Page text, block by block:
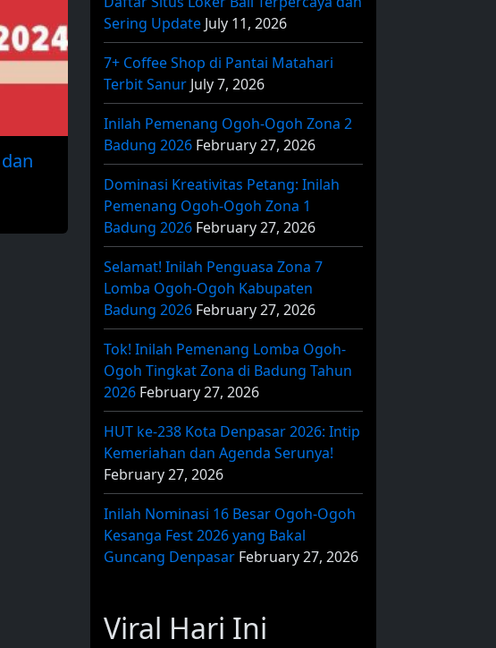
Sering Update July 11, 2026
7+ Coffee Shop di Pantai Matahari
Terbit Sanur July 7, 2026
Inilah Pemenang Ogoh-Ogoh Zona 2
Badung 2026 February 27, 2026
Dominasi Kreativitas Petang: Inilah
Pemenang Ogoh-Ogoh Zona 1
Badung 2026 February 27, 2026
Selamat! Inilah Penguasa Zona 7
Lomba Ogoh-Ogoh Kabupaten
Badung 2026 February 27, 2026
Tok! Inilah Pemenang Lomba Ogoh-
Ogoh Tingkat Zona di Badung Tahun
2026 February 27, 2026
HUT ke-238 Kota Denpasar 2026: Intip
Kemeriahan dan Agenda Serunya!
February 27, 2026
Inilah Nominasi 16 Besar Ogoh-Ogoh
Kesanga Fest 2026 yang Bakal
Guncang Denpasar February 27, 2026
Viral Hari Ini